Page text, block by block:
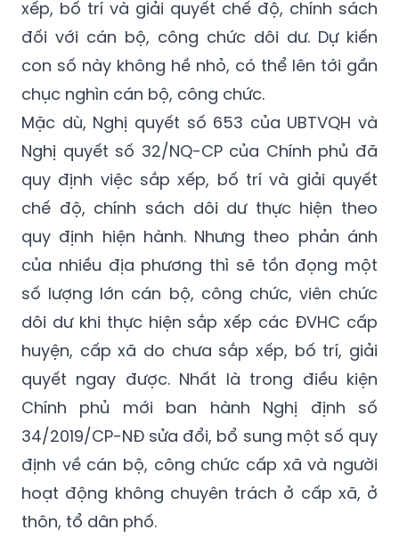
xếp, bố trí và giải quyết chế độ, chính sách
đối với cán bộ, công chức dôi dư. Dự kiến
con số này không hề nhỏ, có thể lên tới gần
chục nghìn cán bộ, công chức.
Mặc dù, Nghị quyết số 653 của UBTVQH và
Nghị quyết số 32/NQ-CP của Chính phủ đã
quy định việc sắp xếp, bố trí và giải quyết
chế độ, chính sách dôi dư thực hiện theo
quy định hiện hành. Nhưng theo phản ánh
của nhiều địa phương thì sẽ tồn đọng một
số lượng lớn cán bộ, công chức, viên chức
dôi dư khi thực hiện sắp xếp các ĐVHC cấp
huyện, cấp xã do chưa sắp xếp, bố trí, giải
quyết ngay được. Nhất là trong điều kiện
Chính phủ mới ban hành Nghị định số
34/2019/CP-NĐ sửa đổi, bổ sung một số quy
định về cán bộ, công chức cấp xã và người
hoạt động không chuyên trách ở cấp xã, ở
thôn, tổ dân phố.